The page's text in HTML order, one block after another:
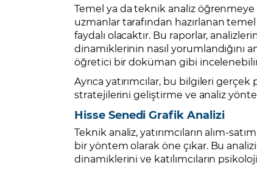
Temel ya da teknik analiz öğrenmeye
uzmanlar tarafından hazırlanan
faydalı olacaktır. Bu raporlar,
dinamiklerinin nasıl yorumlandığını
öğretici bir doküman gibi
Ayrıca yatırımcılar, bu bilgileri
stratejilerini geliştirme ve analiz
Hisse Senedi Grafik Analizi
Teknik analiz, yatırımcıların alım-
bir yöntem olarak öne çıkar. Bu
dinamiklerini ve katılımcıların